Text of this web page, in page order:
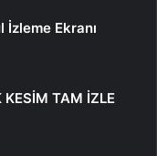
İzleme Ekranı
KESİM TAM İZLE